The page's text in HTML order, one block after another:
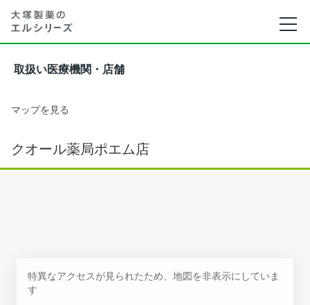
取扱い医療機関・店舗
マップを見る
クオール薬局ポエム店
特異なアクセスが見られたため、地図を非表示にしていま
す